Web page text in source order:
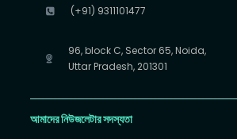
(+91) 9311101477
96, block C, Sector 65, Noida,
Uttar Pradesh, 201301
আমাদের নিউজলেটার সদস্যতা